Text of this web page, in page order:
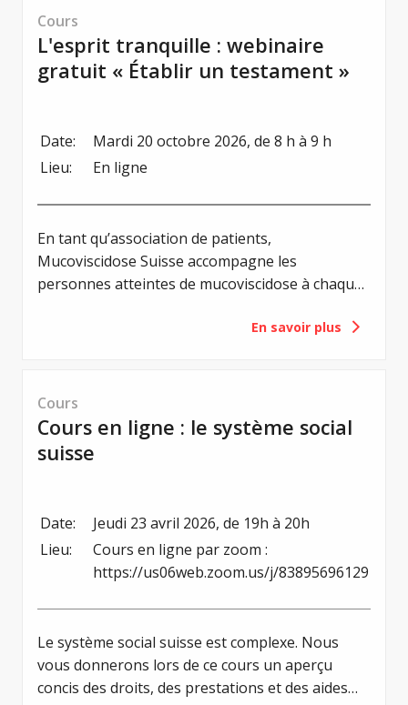
Cours
L'esprit tranquille : webinaire
gratuit « Établir un testament »
Date:
Mardi 20 octobre 2026, de 8 h à 9 h
Lieu:
En ligne
En tant qu’association de patients,
Mucoviscidose Suisse accompagne les
personnes atteintes de mucoviscidose à chaque
questions liées aux dispositions personnelles et
d’apporter de la clarté et de soulager ses
proches dans une période difficile.
En savoir plus
Cours
Cours en ligne : le système social
suisse
Date:
Jeudi 23 avril 2026, de 19h à 20h
Lieu:
Cours en ligne par zoom :
https://us06web.zoom.us/j/83895696129
Le système social suisse est complexe. Nous
vous donnerons lors de ce cours un aperçu
concis des droits, des prestations et des aides